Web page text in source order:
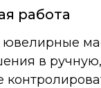
работа
в